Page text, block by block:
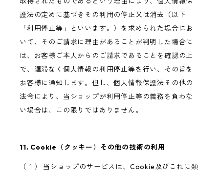
護法の定めに基づきその利用の停止又は消去（以下
「利用停止等」といいます。）を求められた場合にお
いて、そのご請求に理由があることが判明した場合に
は、お客様ご本人からのご請求であることを確認の上
で、遅滞なく個人情報の利用停止等を行い、その旨を
お客様に通知します。但し、個人情報保護法その他の
法令により、当ショップが利用停止等の義務を負わな
い場合は、この限りではありません。
11. Cookie（クッキー）その他の技術の利用
（１） 当ショップのサービスは、Cookie及びこれに類